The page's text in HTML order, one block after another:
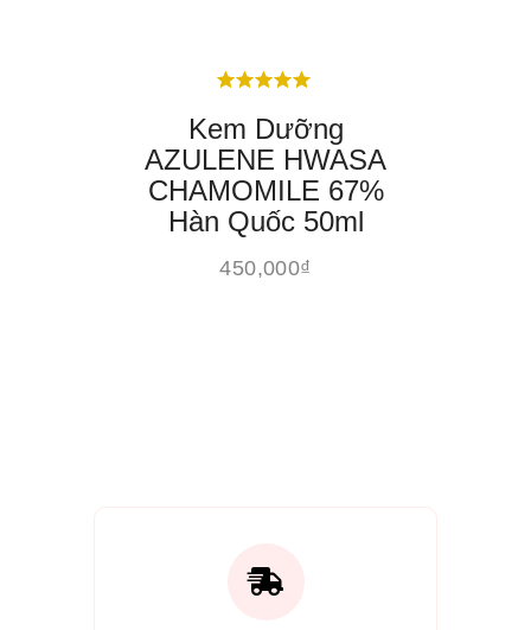
Kem Dưỡng
AZULENE HWASA
CHAMOMILE 67%
Hàn Quốc 50ml
450,000₫